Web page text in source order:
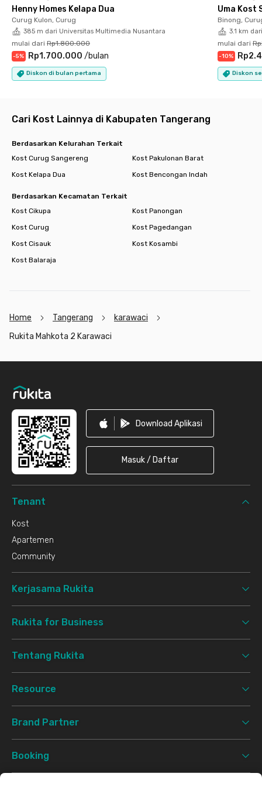
❄️AC yang memberikan relaksasi setelah beraktivitas seharian.
📶 Koneksi internet lancar untuk mendukung produktivitas
belajar dan bekerja.
✨Layanan laundry dan room cleaning gratis yang
memberikanmu lebih banyak waktu untuk fokus kepada hal-hal
lebih penting lainnya.
kenyamanan, fasilitas lengkap, lokasi strategis, dan lingkungan
Henny Homes Kelapa Dua
Curug Kulon, Curug
385 m dari Universitas Multimedia Nusantara
mulai dari Rp1.800.000
-5% Rp1.700.000 /bulan
Diskon di bulan pertama
Uma Kost
Binong,
3.1 km
mulai dari
-10%
Diskon
Cari Kost Lainnya di Kabupaten Tangerang
Berdasarkan Kelurahan Terkait
Kost Curug Sangereng
Kost Pakulonan Barat
Kost Kelapa Dua
Kost Bencongan Indah
Berdasarkan Kecamatan Terkait
Kost Cikupa
Kost Panongan
Kost Curug
Kost Pagedangan
Kost Cisauk
Kost Kosambi
Kost Balaraja
Home Tangerang
karawaci
Rukita Mahkota 2 Karawaci
Download Aplikasi
Masuk / Daftar
Tenant
Kost
Apartemen
Community
Kerjasama Rukita
Rukita for Business
Tentang Rukita
Resource
Brand Partner
Booking